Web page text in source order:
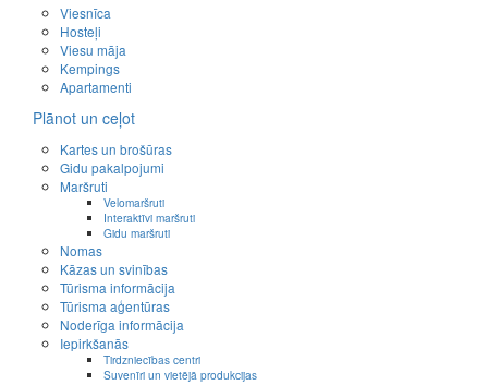
Viesnīca
Hosteļi
Viesu māja
Kempings
Apartamenti
Plānot un ceļot
Kartes un brošūras
Gidu pakalpojumi
Maršruti
Velomaršruti
Interaktīvi maršruti
Gidu maršruti
Nomas
Kāzas un svinības
Tūrisma informācija
Tūrisma aģentūras
Noderīga informācija
Iepirkšanās
Tirdzniecības centri
Suvenīri un vietējā produkcijas